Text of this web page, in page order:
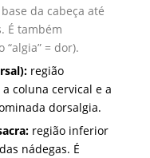
da cabeça até
É também
= dor).
região
coluna cervical e a
dorsalgia.
região inferior
nádegas. É